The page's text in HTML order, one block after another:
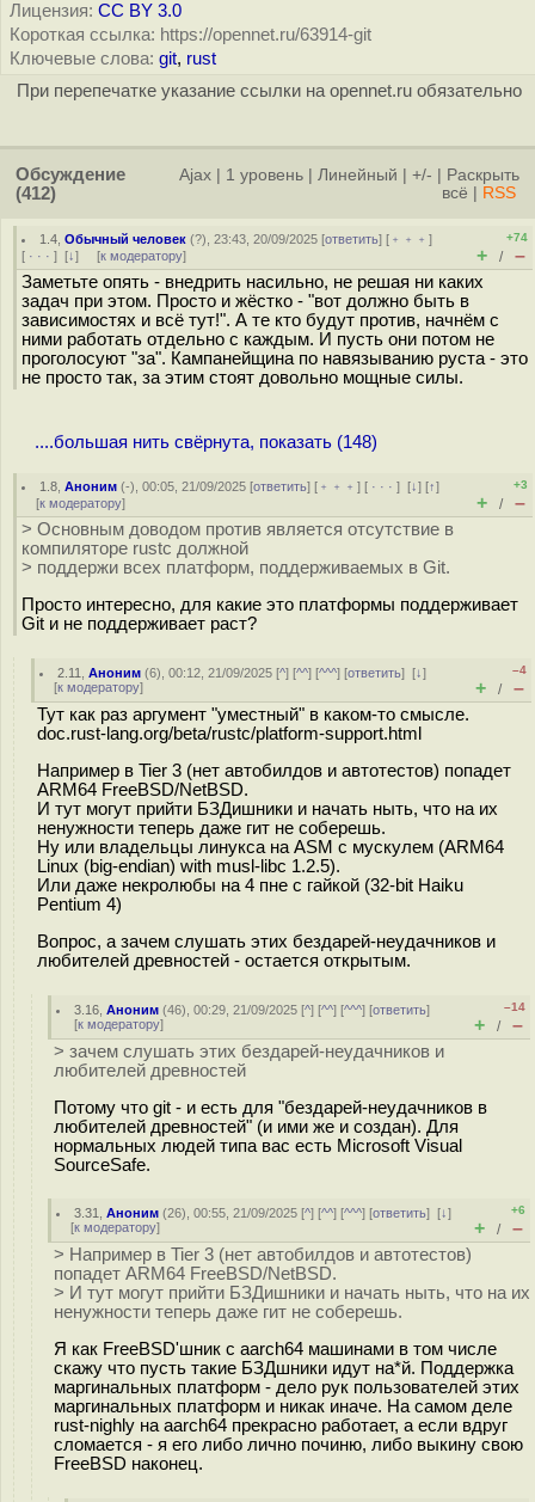
Лицензия: CC BY 3.0
Короткая ссылка: https://opennet.ru/63914-git
Ключевые слова: git, rust
При перепечатке указание ссылки на opennet.ru обязательно
Обсуждение
(412)
Ajax 1 уровень Линейный +/-
Раскрыть
всё
RSS
1.4 ,Обычный человек (?), 23:43, 20/09/2025 [ответить] [ ﹢﹢﹢]
[ · · · ] [↓] [к модератору]
+74
+ / –
Заметьте опять - внедрить насильно, не решая ни каких
задач при этом. Просто и жёстко - "вот должно быть в
зависимостях и всё тут!". А те кто будут против, начнём с
ними работать отдельно с каждым. И пусть они потом не
проголосуют "за". Кампанейщина по навязыванию руста - это
не просто так, за этим стоят довольно мощные силы.
....большая нить свёрнута, показать (148)
1.8 ,Аноним (-), 00:05, 21/09/2025 [ответить] [ ﹢﹢﹢] [ · · ·][↓] [↑]
[к модератору]
+3
+ / –
> Основным доводом против является отсутствие в
компиляторе rustc должной
> поддержи всех платформ, поддерживаемых в Git.
Просто интересно, для какие это платформы поддерживает
Git и не поддерживает раст?
2.11 ,Аноним (6), 00:12, 21/09/2025 [^] [^^] [^^^] [ответить][↓]
[к модератору]
–4
+ / –
Тут как раз аргумент "уместный" в каком-то смысле.
doc.rust-lang.org/beta/rustc/platform-support.html
Например в Tier 3 (нет автобилдов и автотестов) попадет
ARM64 FreeBSD/NetBSD.
И тут могут прийти БЗДишники и начать ныть, что на их
ненужности теперь даже гит не соберешь.
Ну или владельцы линукса на ASM с мускулем (ARM64
Linux (big-endian) with musl-libc 1.2.5).
Или даже некролюбы на 4 пне с гайкой (32-bit Haiku
Pentium 4)
Вопрос, а зачем слушать этих бездарей-неудачников и
любителей древностей - остается открытым.
3.16 ,Аноним (46), 00:29, 21/09/2025 [^] [^^] [^^^] [ответить]
[к модератору]
–14
+ / –
> зачем слушать этих бездарей-неудачников и
любителей древностей
Потому что git - и есть для "бездарей-неудачников в
любителей древностей" (и ими же и создан). Для
нормальных людей типа вас есть Microsoft Visual
SourceSafe.
3.31 ,Аноним (26), 00:55, 21/09/2025 [^] [^^] [^^^] [ответить][↓]
[к модератору]
+6
+ / –
> Например в Tier 3 (нет автобилдов и автотестов)
попадет ARM64 FreeBSD/NetBSD.
> И тут могут прийти БЗДишники и начать ныть, что на их
ненужности теперь даже гит не соберешь.
Я как FreeBSD'шник с aarch64 машинами в том числе
скажу что пусть такие БЗДшники идут на*й. Поддержка
маргинальных платформ - дело рук пользователей этих
маргинальных платформ и никак иначе. На самом деле
rust-nighly на aarch64 прекрасно работает, а если вдруг
сломается - я его либо лично починю, либо выкину свою
FreeBSD наконец.